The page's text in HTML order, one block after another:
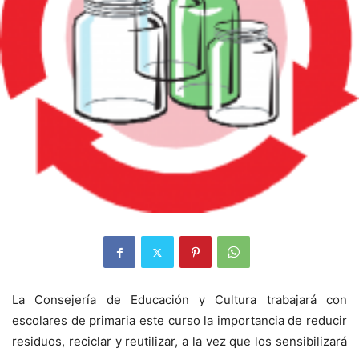
La Consejería de Educación y Cultura trabajará con
escolares de primaria este curso la importancia de reducir
residuos, reciclar y reutilizar, a la vez que los sensibilizará